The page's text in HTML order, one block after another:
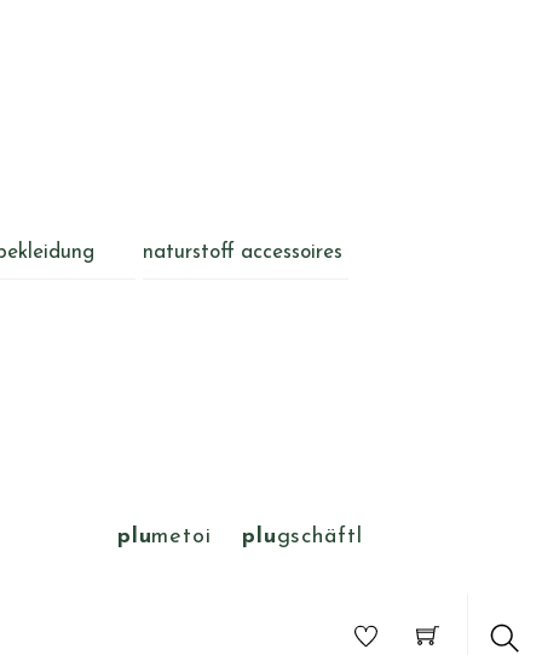
naturstoff accessoires
plumetoi plugschäftl